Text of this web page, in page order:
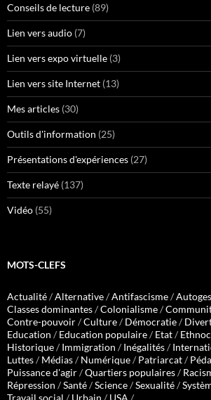
Conseils de lecture (89)
Lien vers audio (7)
Lien vers expo virtuelle (3)
Lien vers site Internet (13)
Mes articles (30)
Outils d'information (25)
Présentations d'expériences (27)
Texte relayé (137)
Vidéo (55)
MOTS-CLEFS
Actualité/Alternative/Antifascisme/
Classes dominantes/Colonialisme/
Contre-pouvoir/Culture/ Démocratie/
Education / Education populaire/ Etat/
Historique/ Immigration / Inégalités/
Luttes/ Médias/ Numérique/ Patriarcat/
Puissance d'agir/Quartiers populaires/
Répression /Santé/Science/Sexualité/
Travail social / Urbain / USA /